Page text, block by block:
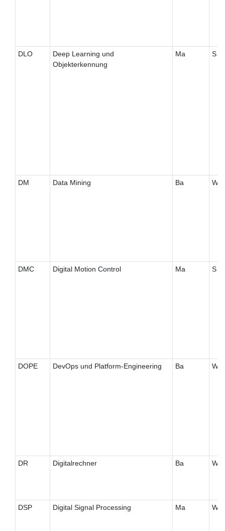
DLO
Deep Learning und
Objekterkennung
Ma S
DM Data Mining Ba W
DMC Digital Motion Control Ma S
DOPE DevOps und Platform-Engineering Ba W
DR Digitalrechner Ba W
DSP Digital Signal Processing Ma W